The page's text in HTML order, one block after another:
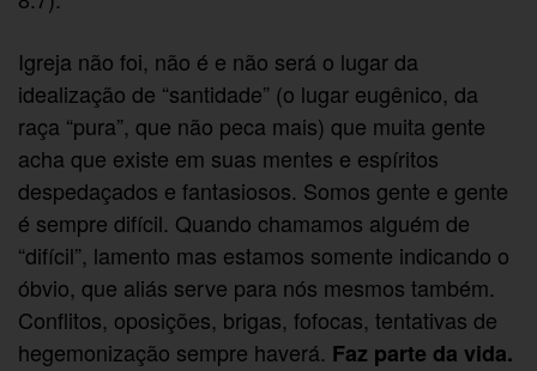
Igreja não foi, não é e não será o lugar da
idealização de “santidade” (o lugar eugênico, da
raça “pura”, que não peca mais) que muita gente
acha que existe em suas mentes e espíritos
despedaçados e fantasiosos. Somos gente e gente
é sempre difícil. Quando chamamos alguém de
“difícil”, lamento mas estamos somente indicando o
óbvio, que aliás serve para nós mesmos também.
Conflitos, oposições, brigas, fofocas, tentativas de
hegemonização sempre haverá. Faz parte da vida.